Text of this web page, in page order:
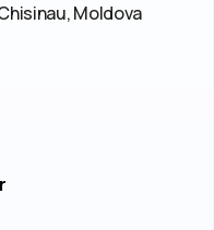
Moldova